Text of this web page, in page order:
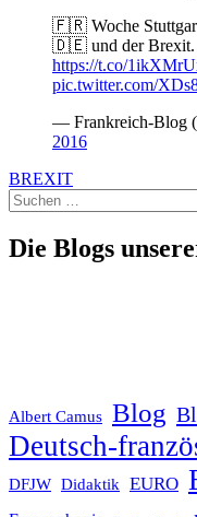
🇫🇷 Woche
🇩🇪 und der Brexit.
https://t.co/
pic.twitter.com/
— Frankreich-Blog
2016
BREXIT
Suche
nach:
Die Blogs
Albert Camus Blog
Deutsch-
DFJW Didaktik EURO